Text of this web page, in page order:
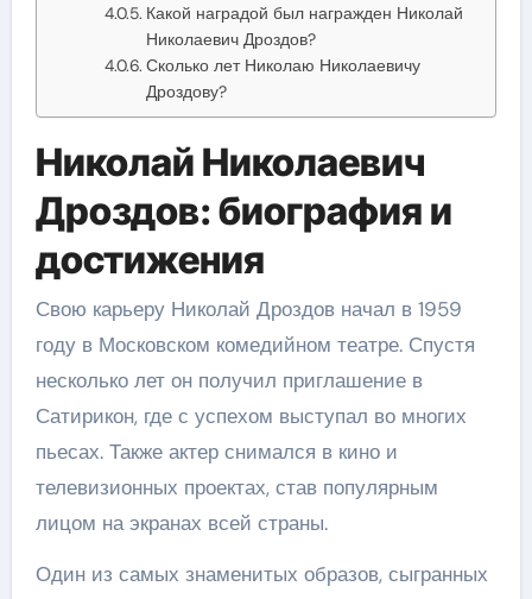
Какой наградой был награжден Николай
Николаевич Дроздов?
Сколько лет Николаю Николаевичу
Дроздову?
Николай Николаевич
Дроздов: биография и
достижения
Свою карьеру Николай Дроздов начал в 1959
году в Московском комедийном театре. Спустя
несколько лет он получил приглашение в
Сатирикон, где с успехом выступал во многих
пьесах. Также актер снимался в кино и
телевизионных проектах, став популярным
лицом на экранах всей страны.
Один из самых знаменитых образов, сыгранных